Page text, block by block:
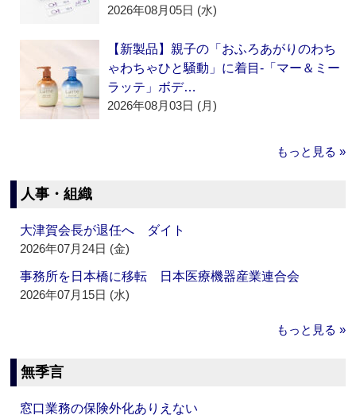
2026年08月05日 (水)
【新製品】親子の「おふろあがりのわち
ゃわちゃひと騒動」に着目‐「マー＆ミー
ラッテ」ボデ…
2026年08月03日 (月)
もっと見る »
人事・組織
大津賀会長が退任へ ダイト
2026年07月24日 (金)
事務所を日本橋に移転 日本医療機器産業連合会
2026年07月15日 (水)
もっと見る »
無季言
窓口業務の保険外化ありえない